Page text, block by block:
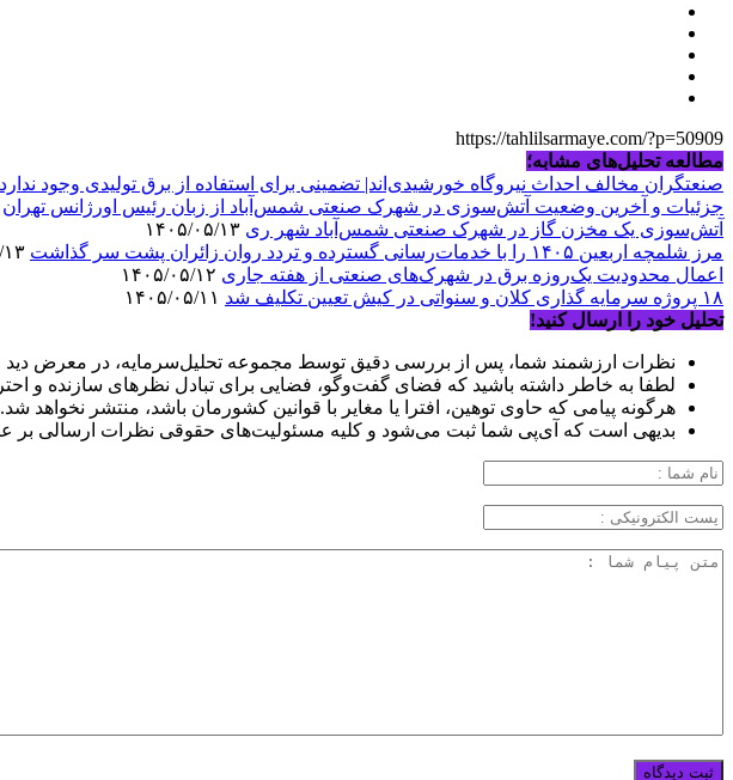
https://tahlilsarmaye.com/?p=50909
مطالعه تحلیل‌های مشابه؛
صنعتگران مخالف احداث نیروگاه خورشیدی‌اند| تضمینی برای استفاده از برق تولیدی وجود ندارد
جزئیات و آخرین وضعیت آتش‌سوزی در شهرک صنعتی شمس‌آباد از زبان رئیس اورژانس تهران
آتش‌سوزی یک مخزن گاز در شهرک صنعتی شمس‌آباد شهر ری
مرز شلمچه اربعین ۱۴۰۵ را با خدمات‌رسانی گسترده و تردد روان زائران پشت سر گذاشت
اعمال محدودیت یک‌روزه برق در شهرک‌های صنعتی از هفته جاری
۱۸ پروژه سرمایه گذاری کلان و سنواتی در کیش تعیین تکلیف شد
تحلیل خود را ارسال کنید!
نظرات ارزشمند شما، پس از بررسی دقیق توسط مجموعه تحلیل‌سرمایه، در معرض
لطفا به خاطر داشته باشید که فضای گفت‌وگو، فضایی برای تبادل نظرهای سازنده و
هرگونه پیامی که حاوی توهین، افترا یا مغایر با قوانین کشورمان باشد، منتشر نخواهد شد.
بدیهی است که آی‌پی شما ثبت می‌شود و کلیه مسئولیت‌های حقوقی نظرات ارسالی بر